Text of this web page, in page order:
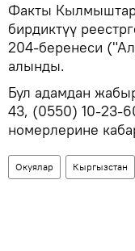
Факты
бирдиктүү
204-беренеси
алынды.
Бул адамдан
43, (0550) 10-23-
номерлерине
Окуялар Кыргызстан